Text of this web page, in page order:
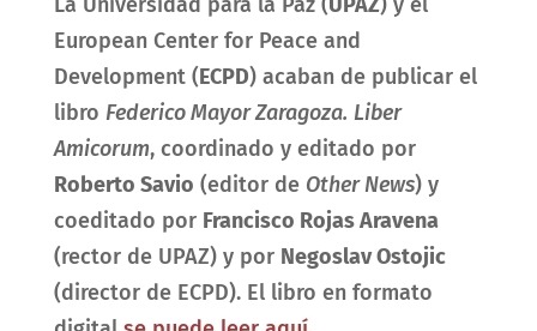
European Center for Peace and
Development (ECPD) acaban de publicar el
libro Federico Mayor Zaragoza. Liber
Amicorum, coordinado y editado por
Roberto Savio (editor de Other News) y
coeditado por Francisco Rojas Aravena
(rector de UPAZ) y por Negoslav Ostojic
(director de ECPD). El libro en formato